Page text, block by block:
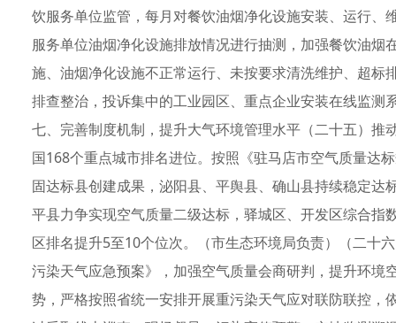
饮服务单位监管，每月对餐饮油烟净化设施安装、运行
服务单位油烟净化设施排放情况进行抽测，加强餐饮油
施、油烟净化设施不正常运行、未按要求清洗维护、超
排查整治，投诉集中的工业园区、重点企业安装在线监
七、完善制度机制，提升大气环境管理水平（二十五）
国168个重点城市排名进位。按照《驻马店市空气质量达
固达标县创建成果，泌阳县、平舆县、确山县持续稳定
平县力争实现空气质量二级达标，驿城区、开发区综合
区排名提升5至10个位次。（市生态环境局负责）（二十
污染天气应急预案》，加强空气质量会商研判，提升环
势，严格按照省统一安排开展重污染天气应对联防联控